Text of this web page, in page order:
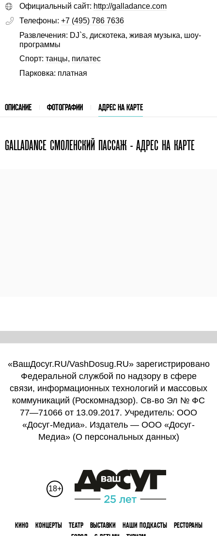
Официальный сайт: http://galladance.com
Телефоны: +7 (495) 786 7636
Развлечения: DJ`s, дискотека, живая музыка, шоу-
программы
Спорт: танцы, пилатес
Парковка: платная
ОПИСАНИЕ ФОТОГРАФИИ АДРЕС НА КАРТЕ
GALLADANCE СМОЛЕНСКИЙ ПАССАЖ - АДРЕС НА КАРТЕ
«ВашДосуг.RU/VashDosug.RU» зарегистрировано
Федеральной службой по надзору в сфере
связи, информационных технологий и массовых
коммуникаций (Роскомнадзор). Св-во Эл № ФС
77—71066 от 13.09.2017. Учредитель: ООО
«Досуг-Медиа». Издатель — ООО «Досуг-
Медиа» (О персональных данных)
18+
КИНО КОНЦЕРТЫ ТЕАТР ВЫСТАВКИ НАШИ ПОДКАСТЫ
РЕСТОРАНЫ